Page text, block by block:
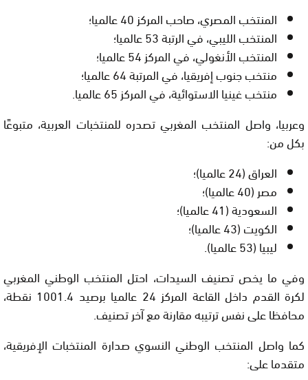
المنتخب المصري، صاحب المركز 40 عالميا؛
المنتخب الليبي، في الرتبة 53 عالميا؛
المنتخب الأنغولي، في المركز 54 عالميا؛
منتخب جنوب إفريقيا، في المرتبة 64 عالميا؛
منتخب غينيا الاستوائية، في المركز 65 عالميا.
وعربيا، واصل المنتخب المغربي تصدره للمنتخبات العربية، متبوعًا
بكل من:
العراق (24 عالميا)؛
مصر (40 عالميا)؛
السعودية (41 عالميا)؛
الكويت (43 عالميا)؛
ليبيا (53 عالميا).
وفي ما يخص تصنيف السيدات، احتل المنتخب الوطني المغربي
لكرة القدم داخل القاعة المركز 24 عالميا برصيد 1001.4 نقطة،
محافظا على نفس ترتيبه مقارنة مع آخر تصنيف.
كما واصل المنتخب الوطني النسوي صدارة المنتخبات الإفريقية،
متقدما على: